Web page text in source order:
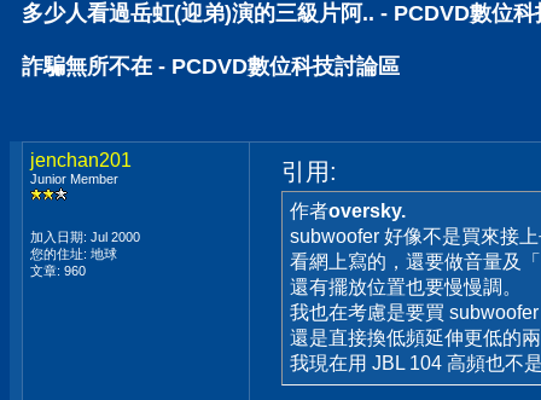
多少人看過岳虹(迎弟)演的三級片阿.. - PCDVD數位科
詐騙無所不在 - PCDVD數位科技討論區
jenchan201
Junior Member
加入日期: Jul 2000
您的住址: 地球
文章: 960
引用:
作者oversky.
subwoofer 好像不是買來接
看網上寫的，還要做音量及
還有擺放位置也要慢慢調。
我也在考慮是要買
還是直接換低頻延伸更低的
我現在用 JBL 104 高頻也不